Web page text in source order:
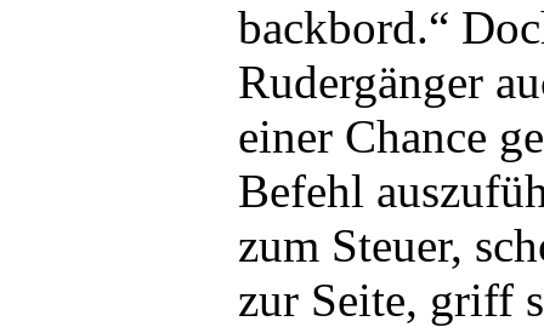
backbord.“
Rudergänger
einer Chance
Befehl
zum Steuer,
zur Seite, griff